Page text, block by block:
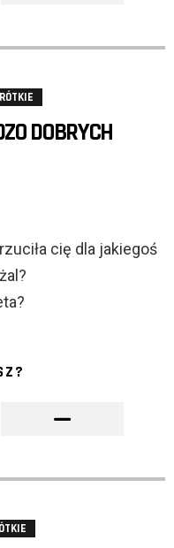
DOBRYCH
cię dla jakiegoś